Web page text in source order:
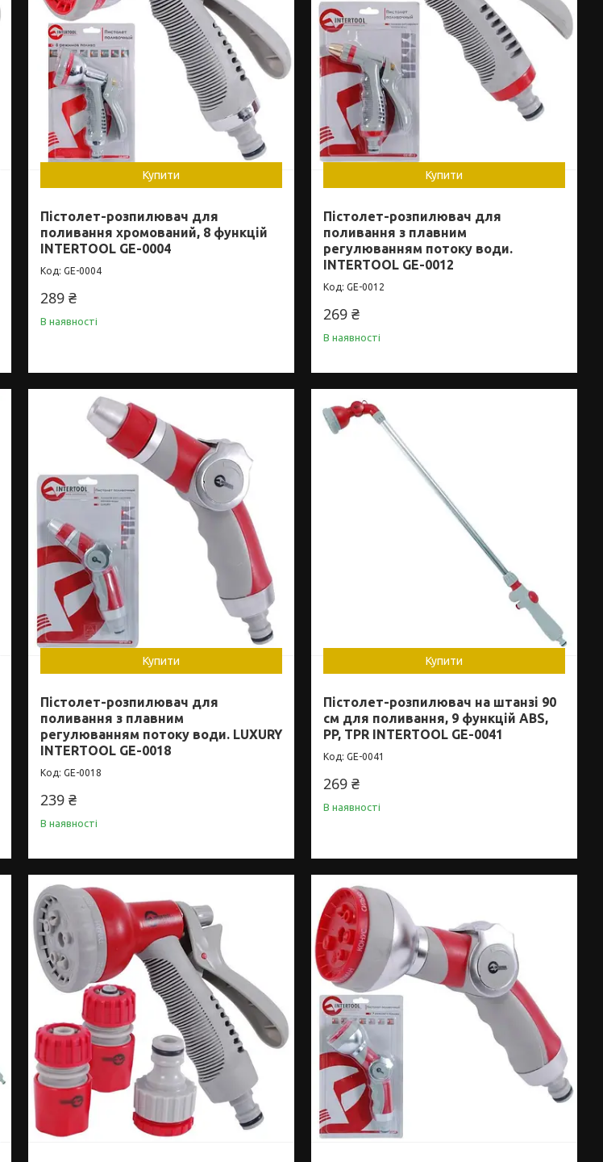
Купити
Пістолет-розпилювач для
поливання хромований, 8 функцій
INTERTOOL GE-0004
GE-0004
289 ₴
В наявності
Купити
Пістолет-розпилювач для
поливання з плавним
регулюванням потоку води.
INTERTOOL GE-0012
GE-0012
269 ₴
В наявності
Купити
Пістолет-розпилювач для
поливання з плавним
регулюванням потоку води. LUXURY
INTERTOOL GE-0018
GE-0018
239 ₴
В наявності
Купити
Пістолет-розпилювач на штанзі 90
см для поливання, 9 функцій ABS,
PP, TPR INTERTOOL GE-0041
GE-0041
269 ₴
В наявності